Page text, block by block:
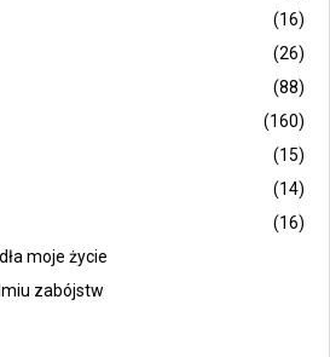
(16)
(26)
(88)
(160)
(15)
(14)
(16)
moje życie
zabójstw